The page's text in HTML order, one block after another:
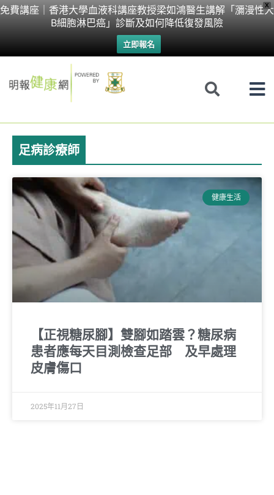
X
免費講座｜香港大學血液科講座教授梁如鴻醫生講解「瀰漫性大
B細胞淋巴癌」診斷及如何降低復發風險
立即報名
Skip
足病診療師
健康生活
【正視糖尿腳】雙腳如踏雲？糖尿病
患者應每天目測檢查足部 及早處理
皮膚傷口
2025年11月27日